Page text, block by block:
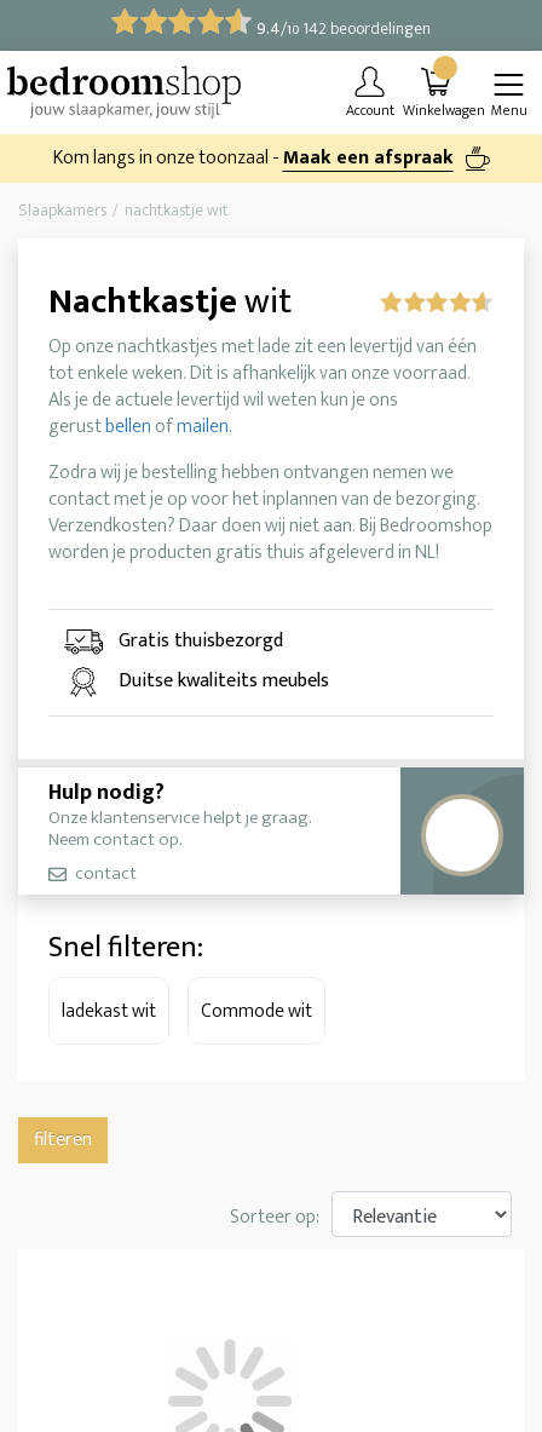
9.4/10 142 beoordelingen
Account Winkelwagen Menu
Kom langs in onze toonzaal -Maak een afspraak
Slaapkamers nachtkastje wit
Nachtkastjewit
Op onze nachtkastjes met lade zit een levertijd van één
tot enkele weken. Dit is afhankelijk van onze voorraad.
Als je de actuele levertijd wil weten kun je ons
gerustbellenofmailen.
Zodra wij je bestelling hebben ontvangen nemen we
contact met je op voor het inplannen van de bezorging.
Verzendkosten? Daar doen wij niet aan. Bij Bedroomshop
worden je producten gratis thuis afgeleverd in NL!
Gratis thuisbezorgd
Duitse kwaliteits meubels
Hulp nodig?
Onze klantenservice helpt je graag.
Neem contact op.
contact
Snel filteren:
ladekast wit Commode wit
filteren
Sorteer op: